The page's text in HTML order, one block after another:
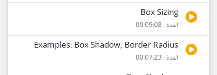
Box Sizing
المدة : 00:09:08
Examples: Box Shadow, Border Radius
المدة : 00:07:23